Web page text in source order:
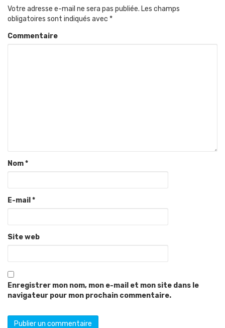
Votre adresse e-mail ne sera pas publiée. Les champs
obligatoires sont indiqués avec *
Commentaire
Nom*
E-mail *
Site web
Enregistrer mon nom, mon e-mail et mon site dans le
navigateur pour mon prochain commentaire.